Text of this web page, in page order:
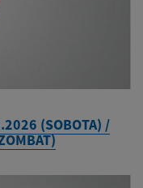
(SOBOTA) /